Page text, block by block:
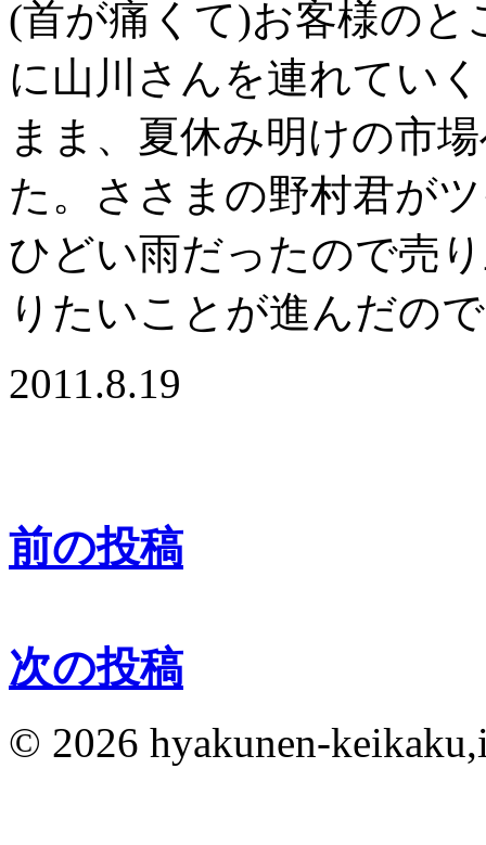
(首が痛くて)お客様のと
に山川さんを連れてい
まま、夏休み明けの市
た。ささまの野村君が
ひどい雨だったので売
りたいことが進んだの
2011.8.19
前の投稿
次の投稿
© 2026 hyakunen-